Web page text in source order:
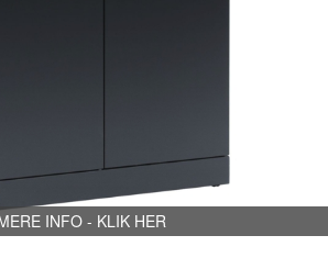
INFO - KLIK HER